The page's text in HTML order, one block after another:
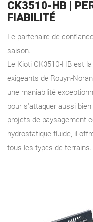
CK3510-HB |
FIABILITÉ
Le partenaire de
saison.
Le Kioti CK3510-HB est
exigeants de Rouyn-
une maniabilité
pour s'attaquer aussi
projets de paysagement
hydrostatique fluide, il
tous les types de terrains.